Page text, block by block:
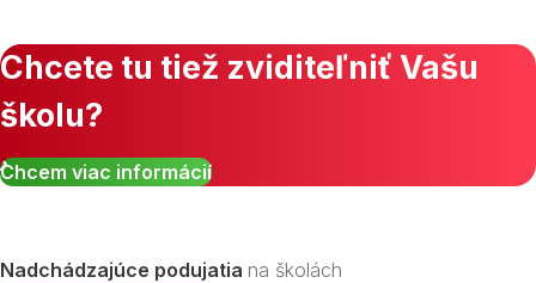
Zobraziť všetky študijné odbory »
Chcete tu tiež zviditeľniť Vašu
školu?
Chcem viac informácií
Nadchádzajúce podujatia na školách